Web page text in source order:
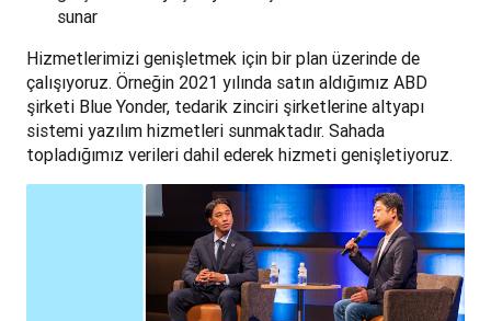
sunar
Hizmetlerimizi genişletmek için bir plan üzerinde de
çalışıyoruz. Örneğin 2021 yılında satın aldığımız ABD
şirketi Blue Yonder, tedarik zinciri şirketlerine altyapı
sistemi yazılım hizmetleri sunmaktadır. Sahada
topladığımız verileri dahil ederek hizmeti genişletiyoruz.